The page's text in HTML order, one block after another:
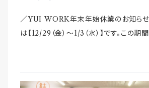
／YUI WORK年末年始休業のお知ら
は【12/29（金）〜1/3（水）】です。この期
お問い合わせは、1/4（木）より順次対応